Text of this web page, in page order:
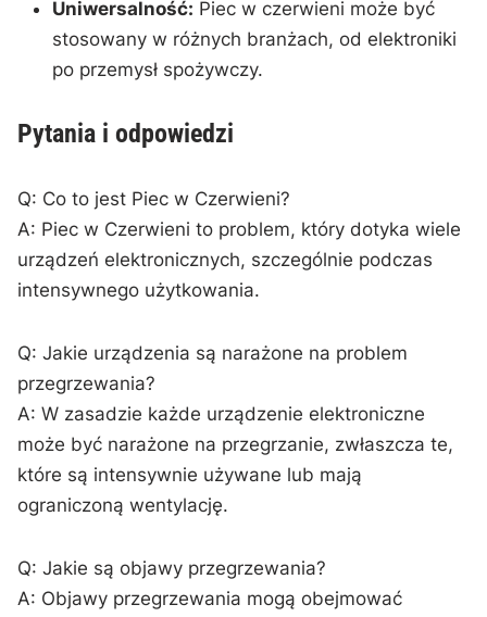
Uniwersalność: Piec w czerwieni może być
stosowany w‍ różnych branżach, od elektroniki
po przemysł spożywczy.
Pytania i odpowiedzi
Q: Co to jest Piec w Czerwieni?
A: Piec w Czerwieni to problem, ⁢który dotyka wiele
⁣urządzeń elektronicznych, ​szczególnie podczas
intensywnego użytkowania.
Q: Jakie ​urządzenia są narażone na problem
przegrzewania?
A: W zasadzie każde urządzenie elektroniczne
może‌ być narażone na przegrzanie, zwłaszcza te,
które są intensywnie ‍używane ​lub mają
ograniczoną wentylację.
Q: ‌Jakie są objawy przegrzewania?
A: ‍Objawy przegrzewania mogą obejmować